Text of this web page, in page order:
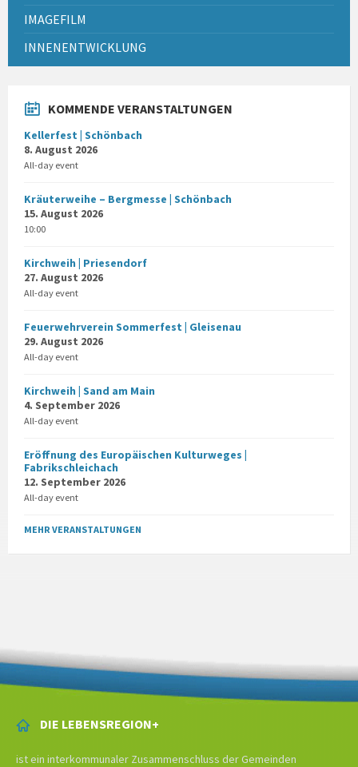
IMAGEFILM
INNENENTWICKLUNG
KOMMENDE VERANSTALTUNGEN
Kellerfest | Schönbach
8. August 2026
All-day event
Kräuterweihe – Bergmesse | Schönbach
15. August 2026
10:00
Kirchweih | Priesendorf
27. August 2026
All-day event
Feuerwehrverein Sommerfest | Gleisenau
29. August 2026
All-day event
Kirchweih | Sand am Main
4. September 2026
All-day event
Eröffnung des Europäischen Kulturweges |
Fabrikschleichach
12. September 2026
All-day event
MEHR VERANSTALTUNGEN
DIE LEBENSREGION+
ist ein interkommunaler Zusammenschluss der Gemeinden